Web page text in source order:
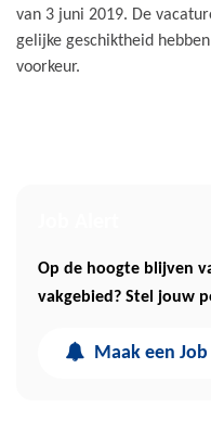
van 3 juni 2019. De
gelijke geschiktheid
voorkeur.
Op de hoogte blijven
vakgebied? Stel jouw
Maak een